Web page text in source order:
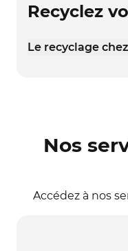
Recyclez
Le recyclage
Nos
Accédez à nos